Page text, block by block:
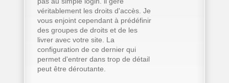
véritablement les droits d'accès. Je
vous enjoint cependant à prédéfinir
des groupes de droits et de les
livrer avec votre site. La
configuration de ce dernier qui
permet d'entrer dans trop de détail
peut être déroutante.